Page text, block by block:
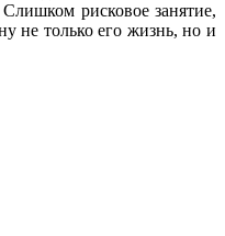
рисковое занятие,
не только его жизнь, но и